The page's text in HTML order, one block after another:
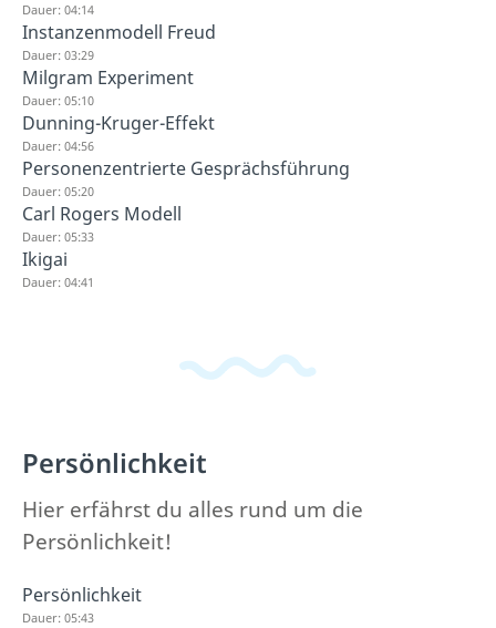
Dauer: 04:14
Instanzenmodell Freud
Dauer: 03:29
Milgram Experiment
Dauer: 05:10
Dunning-Kruger-Effekt
Dauer: 04:56
Personenzentrierte Gesprächsführung
Dauer: 05:20
Carl Rogers Modell
Dauer: 05:33
Ikigai
Dauer: 04:41
Persönlichkeit
Hier erfährst du alles rund um die
Persönlichkeit!
Persönlichkeit
Dauer: 05:43